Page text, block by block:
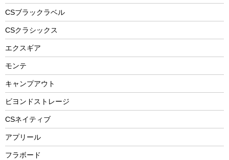
フードボトル
トレー
ランチョンマット
ランチボックス
ツール、他
アクセサリー
フローティングベスト
ヘルメット
エアーポンプ
ビーチテント
ウィンター
スノーシュー
防寒ウェア
トレッキング
CSブラックラベル
CSクラシックス
エクスギア
モンテ
キャンプアウト
ビヨンドストレージ
CSネイティブ
アプリール
フラボード